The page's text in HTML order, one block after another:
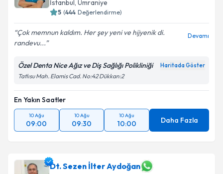
İstanbul, Ümraniye
5 (444 Değerlendirme)
Çok memnun kaldım. Her şey yeni ve hijyenik di.
randevu...
Devamı
Özel Denta Nice Ağız ve Diş Sağlığı Polikliniği Haritada Göster
Tatlısu Mah. Elamis Cad. No:42 Dükkan:2
En Yakın Saatler
10 Ağu
09:00
10 Ağu
09:30
10 Ağu
10:00 Daha Fazla
Dt. Sezen İlter Aydoğan